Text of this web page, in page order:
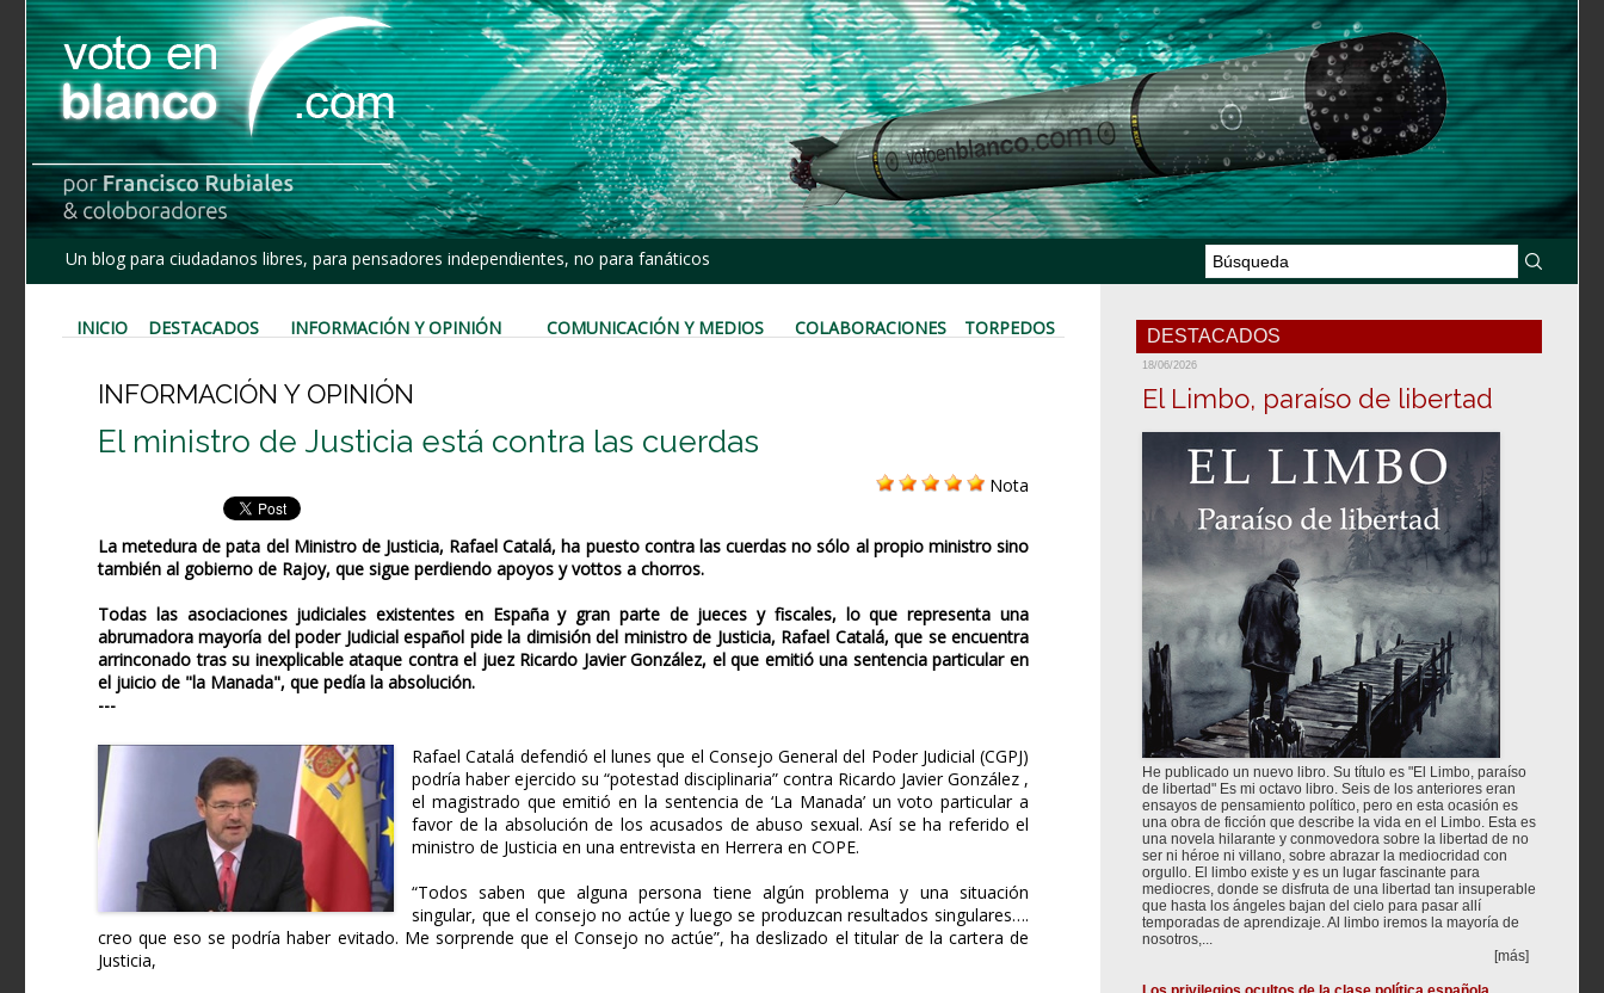
Un blog para ciudadanos libres, para pensadores independientes, no para fanáticos
INICIO DESTACADOS INFORMACIÓN Y OPINIÓN COMUNICACIÓN Y MEDIOS COLABORACIONES TORPEDOS
INFORMACIÓN Y OPINIÓN
El ministro de Justicia está contra las cuerdas
Nota
La metedura de pata del Ministro de Justicia, Rafael Catalá, ha puesto contra las cuerdas no sólo al propio ministro sino
también al gobierno de Rajoy, que sigue perdiendo apoyos y vottos a chorros.
Todas las asociaciones judiciales existentes en España y gran parte de jueces y fiscales, lo que representa una
abrumadora mayoría del poder Judicial español pide la dimisión del ministro de Justicia, Rafael Catalá, que se encuentra
arrinconado tras su inexplicable ataque contra el juez Ricardo Javier González, el que emitió una sentencia particular en
el juicio de "la Manada", que pedía la absolución.
---
Rafael Catalá defendió el lunes que el Consejo General del Poder Judicial (CGPJ)
podría haber ejercido su “potestad disciplinaria” contra Ricardo Javier González ,
el magistrado que emitió en la sentencia de ‘La Manada’ un voto particular a
favor de la absolución de los acusados de abuso sexual. Así se ha referido el
ministro de Justicia en una entrevista en Herrera en COPE.
“Todos saben que alguna persona tiene algún problema y una situación
singular, que el consejo no actúe y luego se produzcan resultados singulares….
creo que eso se podría haber evitado. Me sorprende que el Consejo no actúe”, ha deslizado el titular de la cartera de
Justicia,
DESTACADOS
18/06/2026
El Limbo, paraíso de libertad
He publicado un nuevo libro. Su título es "El Limbo, paraíso
de libertad" Es mi octavo libro. Seis de los anteriores eran
ensayos de pensamiento político, pero en esta ocasión es
una obra de ficción que describe la vida en el Limbo. Esta es
una novela hilarante y conmovedora sobre la libertad de no
ser ni héroe ni villano, sobre abrazar la mediocridad con
orgullo. El limbo existe y es un lugar fascinante para
mediocres, donde se disfruta de una libertad tan insuperable
que hasta los ángeles bajan del cielo para pasar allí
temporadas de aprendizaje. Al limbo iremos la mayoría de
nosotros,...
[más]